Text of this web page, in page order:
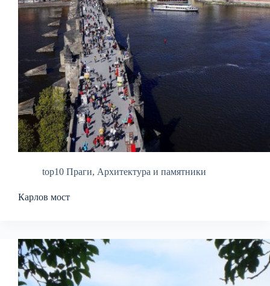
top10 Праги, Архитектура и памятники
Карлов мост